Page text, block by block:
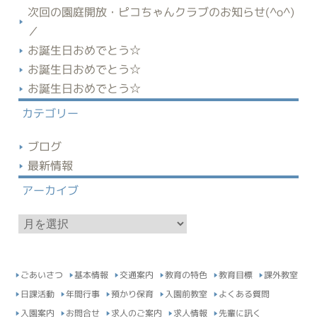
次回の園庭開放・ピコちゃんクラブのお知らせ(^o^)
／
お誕生日おめでとう☆
お誕生日おめでとう☆
お誕生日おめでとう☆
カテゴリー
ブログ
最新情報
アーカイブ
ア
ー
ブ
ごあいさつ 基本情報 交通案内 教育の特色 教育目標 課外教室
日課活動 年間行事 預かり保育 入園前教室 よくある質問
入園案内 お問合せ 求人のご案内 求人情報 先輩に訊く